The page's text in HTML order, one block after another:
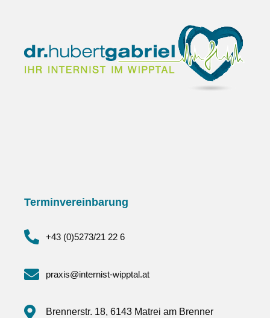
Terminvereinbarung
+43 (0)5273/21 22 6
praxis@internist-wipptal.at
Brennerstr. 18, 6143 Matrei am Brenner